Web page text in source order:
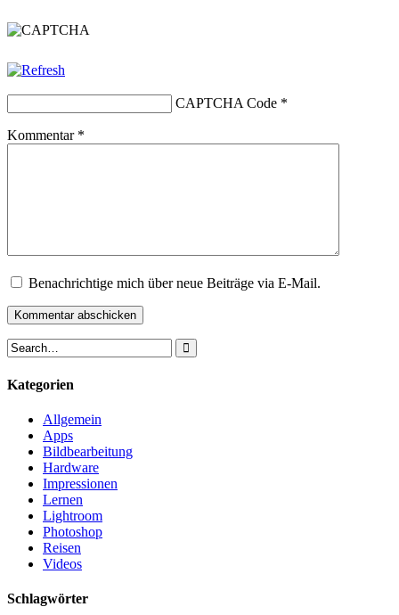
CAPTCHA Code *
Kommentar *
Benachrichtige mich über neue Beiträge via E-Mail.
Kategorien
Allgemein
Apps
Bildbearbeitung
Hardware
Impressionen
Lernen
Lightroom
Photoshop
Reisen
Videos
Schlagwörter